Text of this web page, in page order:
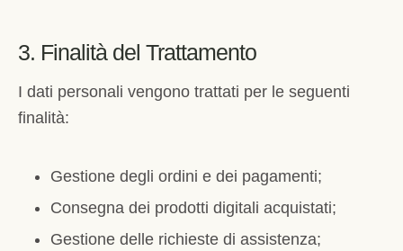
3. Finalità del Trattamento
I dati personali vengono trattati per le seguenti
finalità:
Gestione degli ordini e dei pagamenti;
Consegna dei prodotti digitali acquistati;
Gestione delle richieste di assistenza;